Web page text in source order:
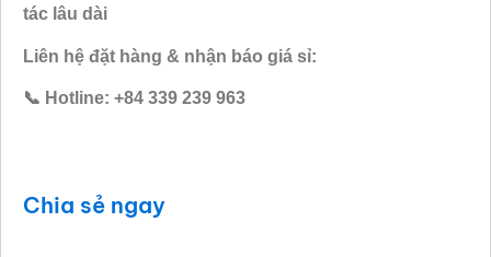
tác lâu dài
Liên hệ đặt hàng & nhận báo giá sỉ:
📞 Hotline: +84 339 239 963
Chia sẻ ngay